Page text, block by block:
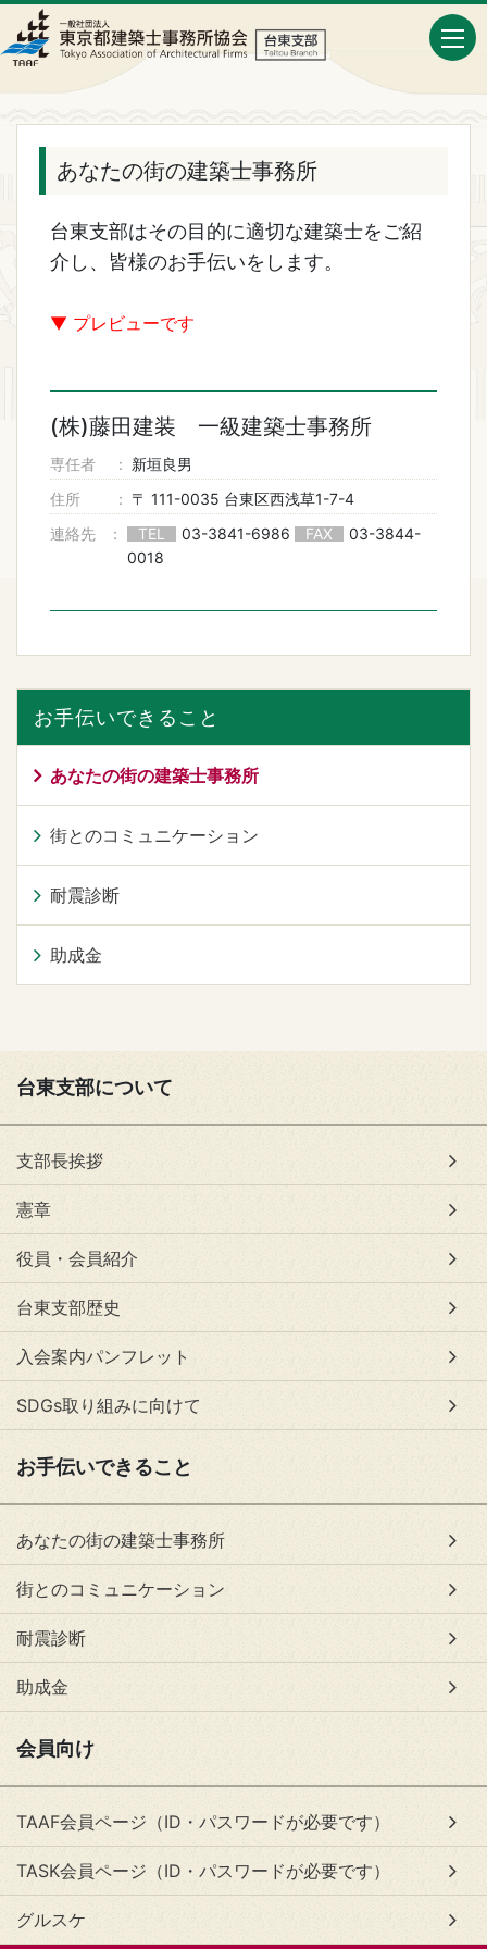
あなたの街の建築士事務所
台東支部はその目的に適切な建築士をご紹
介し、皆様のお手伝いをします。
▼ プレビューです
(株)藤田建装 一級建築士事務所
専任者
新垣良男
住所
〒 111-0035 台東区西浅草1-7-4
連絡先
TEL 03-3841-6986 FAX
03-3844-
0018
お手伝いできること
あなたの街の建築士事務所
街とのコミュニケーション
耐震診断
助成金
台東支部について
支部長挨拶
憲章
役員・会員紹介
台東支部歴史
入会案内パンフレット
SDGs取り組みに向けて
お手伝いできること
あなたの街の建築士事務所
街とのコミュニケーション
耐震診断
助成金
会員向け
TAAF会員ページ（ID・パスワードが必要です）
TASK会員ページ（ID・パスワードが必要です）
グルスケ